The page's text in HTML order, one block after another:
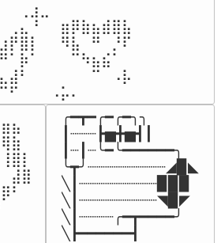
╭━┳━╭━╭━╮╮
┃┈┈┈┣▅╋▅┫┃
┃┈┃┈╰━╰━━━━━━╮
╰┳╯┈┈┈┈┈┈┈┈┈◢▉◣
╲┃┈┈┈┈┈┈┈┈┈▉▉▉
╲┃┈┈┈┈┈┈┈┈┈◥▉◤
╲┃┈┈┈┈╭━┳━━━━╯
╲┣━━━━━━┫﻿